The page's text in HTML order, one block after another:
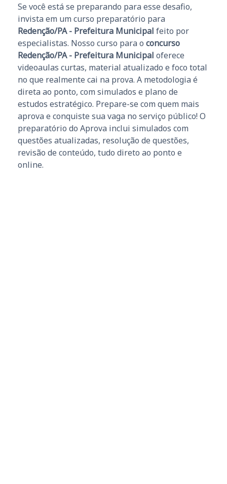
Se você está se preparando para esse desafio,
invista em um curso preparatório para
Redenção/PA - Prefeitura Municipal feito por
especialistas. Nosso curso para o concurso
Redenção/PA - Prefeitura Municipal oferece
videoaulas curtas, material atualizado e foco total
no que realmente cai na prova. A metodologia é
direta ao ponto, com simulados e plano de
estudos estratégico. Prepare-se com quem mais
aprova e conquiste sua vaga no serviço público! O
preparatório do Aprova inclui simulados com
questões atualizadas, resolução de questões,
revisão de conteúdo, tudo direto ao ponto e
online.